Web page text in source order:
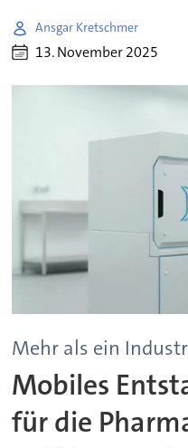
Ansgar Kretschmer
13. November 2025
Mehr als ein
Mobiles
für die